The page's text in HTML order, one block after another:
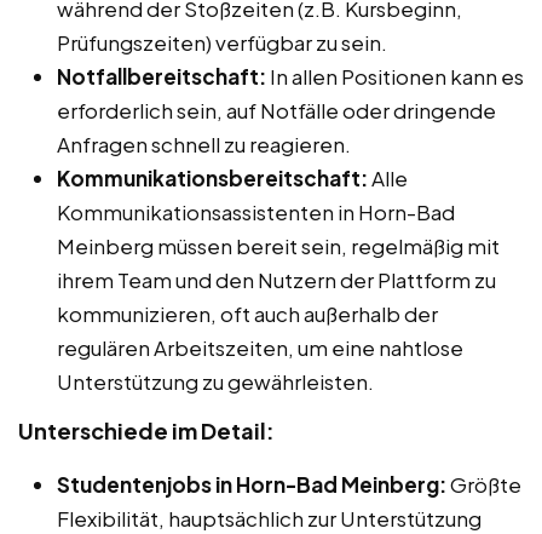
während der Stoßzeiten (z.B. Kursbeginn,
Prüfungszeiten) verfügbar zu sein.
Notfallbereitschaft: In allen Positionen kann es
erforderlich sein, auf Notfälle oder dringende
Anfragen schnell zu reagieren.
Kommunikationsbereitschaft:Alle
Kommunikationsassistenten in Horn-Bad
Meinberg müssen bereit sein, regelmäßig mit
ihrem Team und den Nutzern der Plattform zu
kommunizieren, oft auch außerhalb der
regulären Arbeitszeiten, um eine nahtlose
Unterstützung zu gewährleisten.
Unterschiede im Detail:
Studentenjobs in Horn-Bad Meinberg:Größte
Flexibilität, hauptsächlich zur Unterstützung